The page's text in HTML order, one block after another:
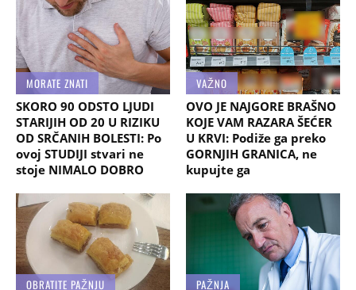
MORATE ZNATI
SKORO 90 ODSTO LJUDI
STARIJIH OD 20 U RIZIKU
OD SRČANIH BOLESTI: Po
ovoj STUDIJI stvari ne
stoje NIMALO DOBRO
VAŽNO
OVO JE NAJGORE BRAŠNO
KOJE VAM RAZARA ŠEĆER
U KRVI: Podiže ga preko
GORNJIH GRANICA, ne
kupujte ga
OBRATITE PAŽNJU
PAŽNJA